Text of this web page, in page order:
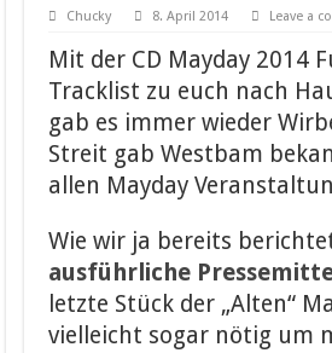
Chucky 8. April 2014 Leave a
Mit der CD Mayday 2014
Tracklist zu euch nach
gab es immer wieder
Streit gab Westbam
allen Mayday
Wie wir ja bereits
ausführliche
letzte Stück der „Alten“
vielleicht sogar nötig um